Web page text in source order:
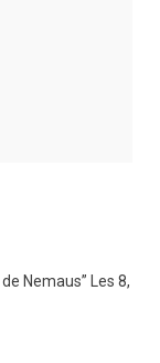
Nemaus” Les 8,